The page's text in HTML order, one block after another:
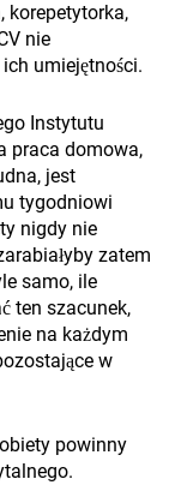
korepetytorka,
nie
umiejętności.
Instytutu
praca domowa,
jest
tygodniowi
nigdy nie
zatem
samo, ile
ten szacunek,
na każdym
w
powinny